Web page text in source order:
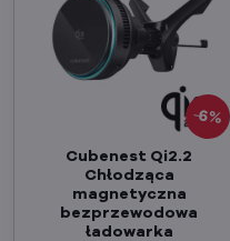
6%
Cubenest Qi2.2
Chłodząca
magnetyczna
bezprzewodowa
ładowarka